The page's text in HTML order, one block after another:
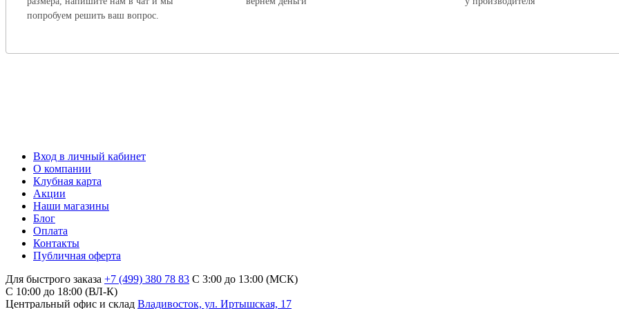
попробуем решить ваш вопрос.
Вход в личный кабинет
О компании
Клубная карта
Акции
Наши магазины
Блог
Оплата
Контакты
Публичная оферта
Для быстрого заказа +7 (499) 380 78 83 С 3:00 до 13:00 (МСК)
C 10:00 до 18:00 (ВЛ-К)
Центральный офис и склад Владивосток, ул. Иртышская, 17